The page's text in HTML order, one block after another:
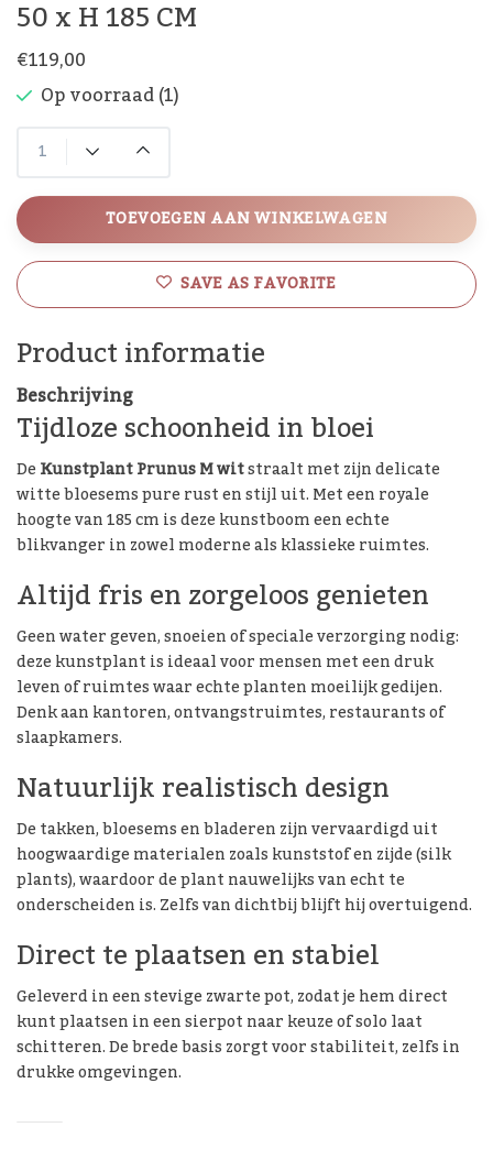
50 x H 185 CM
€119,00
Op voorraad (1)
TOEVOEGEN AAN WINKELWAGEN
SAVE AS FAVORITE
Product informatie
Beschrijving
Tijdloze schoonheid in bloei
DeKunstplant Prunus M witstraalt met zijn delicate
witte bloesems pure rust en stijl uit. Met een royale
hoogte van 185 cm is deze kunstboom een echte
blikvanger in zowel moderne als klassieke ruimtes.
Altijd fris en zorgeloos genieten
Geen water geven, snoeien of speciale verzorging nodig:
deze kunstplant is ideaal voor mensen met een druk
leven of ruimtes waar echte planten moeilijk gedijen.
Denk aan kantoren, ontvangstruimtes, restaurants of
slaapkamers.
Natuurlijk realistisch design
De takken, bloesems en bladeren zijn vervaardigd uit
hoogwaardige materialen zoals kunststof en zijde (silk
plants), waardoor de plant nauwelijks van echt te
onderscheiden is. Zelfs van dichtbij blijft hij overtuigend.
Direct te plaatsen en stabiel
Geleverd in een stevige zwarte pot, zodat je hem direct
kunt plaatsen in een sierpot naar keuze of solo laat
schitteren. De brede basis zorgt voor stabiliteit, zelfs in
drukke omgevingen.